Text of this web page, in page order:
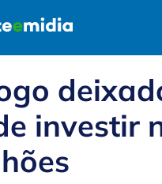
investir